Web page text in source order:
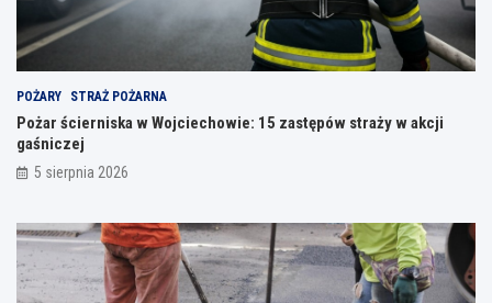
POŻARY STRAŻ POŻARNA
Pożar ścierniska w Wojciechowie: 15 zastępów straży w akcji
gaśniczej
5 sierpnia 2026